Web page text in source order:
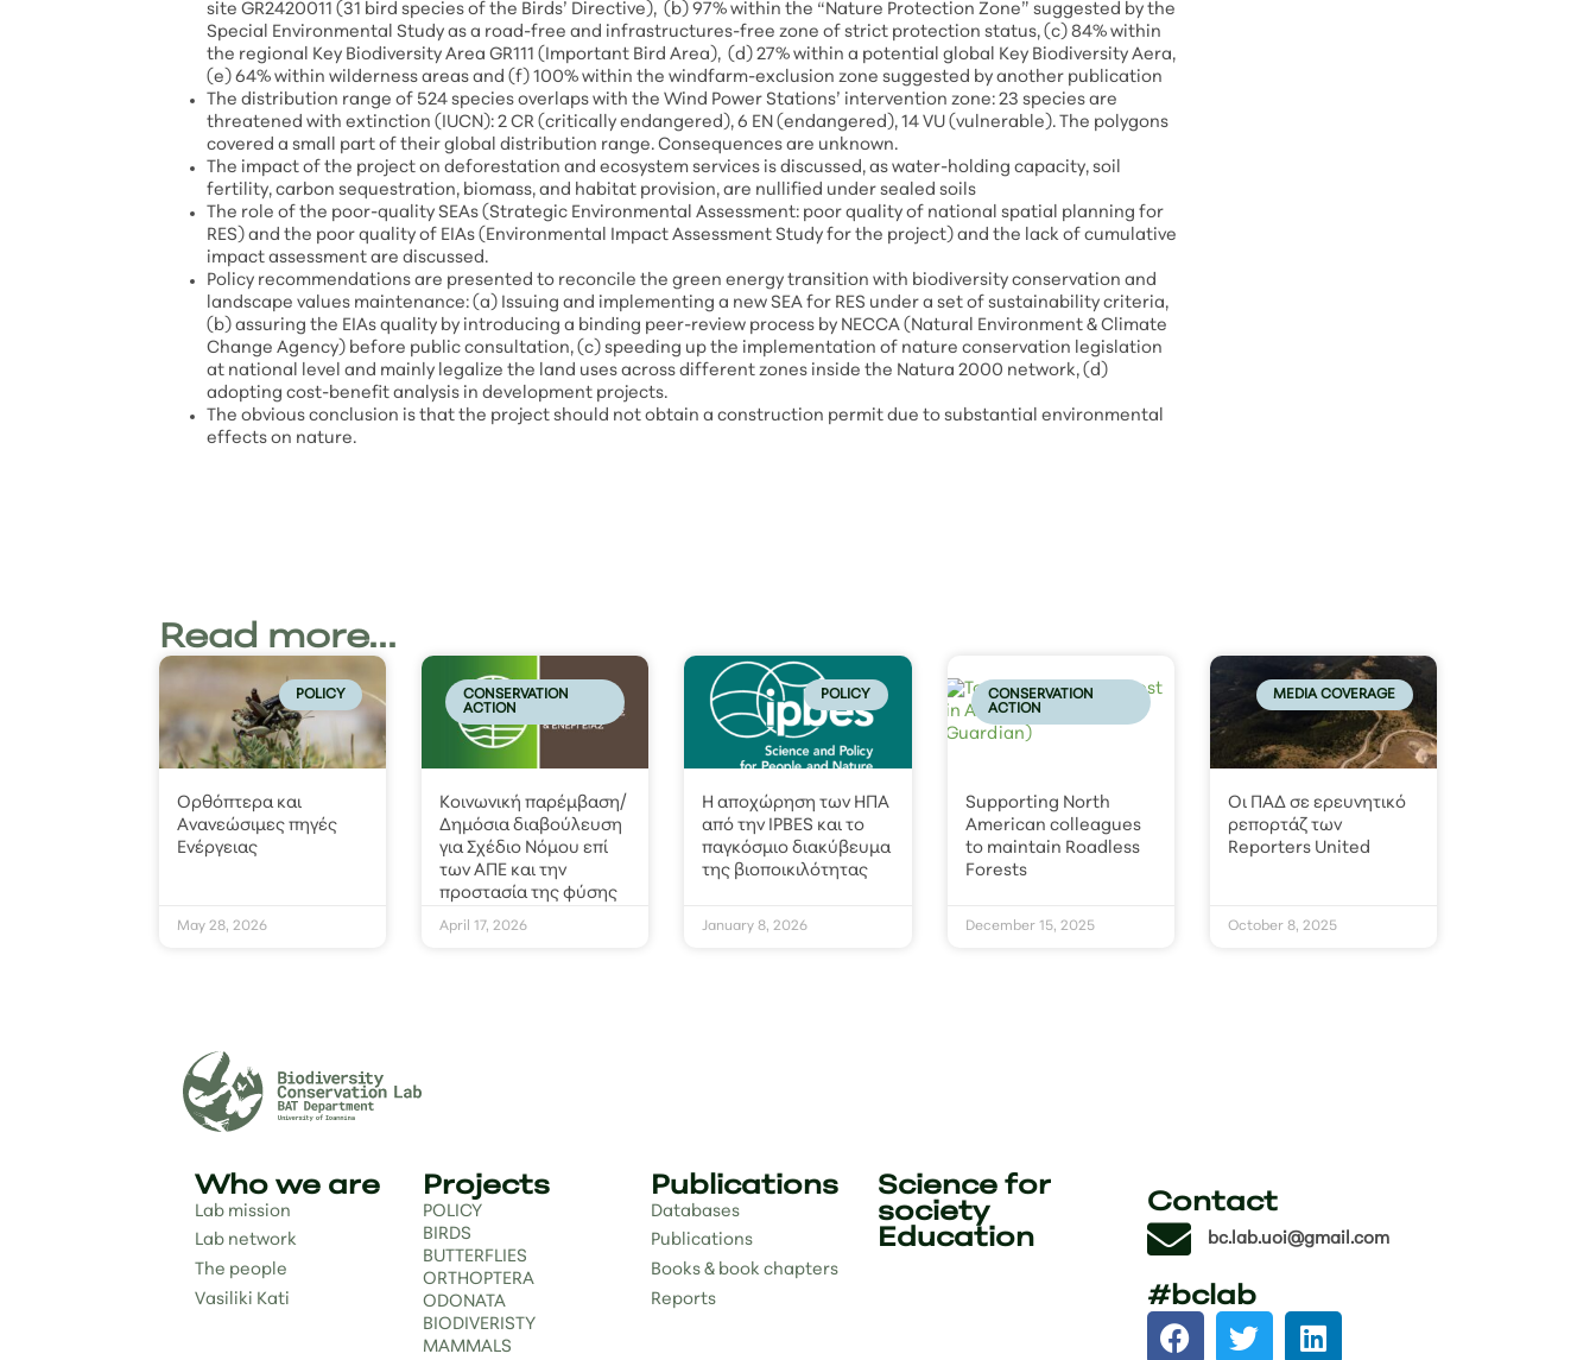
site GR2420011 (31 bird species of the Birds’ Directive), (b) 97% within the “Nature Protection Zone” suggested by the
Special Environmental Study as a road-free and infrastructures-free zone of strict protection status, (c) 84% within
the regional Key Biodiversity Area GR111 (Important Bird Area), (d) 27% within a potential global Key Biodiversity Aera,
(e) 64% within wilderness areas and (f) 100% within the windfarm-exclusion zone suggested by another publication
The distribution range of 524 species overlaps with the Wind Power Stations’ intervention zone: 23 species are
threatened with extinction (IUCN): 2 CR (critically endangered), 6 EN (endangered), 14 VU (vulnerable). The polygons
covered a small part of their global distribution range. Consequences are unknown.
The impact of the project on deforestation and ecosystem services is discussed, as water-holding capacity, soil
fertility, carbon sequestration, biomass, and habitat provision, are nullified under sealed soils
The role of the poor-quality SEAs (Strategic Environmental Assessment: poor quality of national spatial planning for
RES) and the poor quality of EIAs (Environmental Impact Assessment Study for the project) and the lack of cumulative
impact assessment are discussed.
Policy recommendations are presented to reconcile the green energy transition with biodiversity conservation and
landscape values maintenance: (a) Issuing and implementing a new SEA for RES under a set of sustainability criteria,
(b) assuring the EIAs quality by introducing a binding peer-review process by NECCA (Natural Environment & Climate
Change Agency) before public consultation, (c) speeding up the implementation of nature conservation legislation
at national level and mainly legalize the land uses across different zones inside the Natura 2000 network, (d)
adopting cost-benefit analysis in development projects.
The obvious conclusion is that the project should not obtain a construction permit due to substantial environmental
effects on nature.
Read more...
POLICY
Ορθόπτερα και
Ανανεώσιμες πηγές
Ενέργειας
May 28, 2026
CONSERVATION
ACTION
Κοινωνική παρέμβαση/
Δημόσια διαβούλευση
για Σχέδιο Νόμου επί
των ΑΠΕ και την
προστασία της φύσης
April 17, 2026
POLICY
Η αποχώρηση των ΗΠΑ
από την IPBES και το
παγκόσμιο διακύβευμα
της βιοποικιλότητας
January 8, 2026
CONSERVATION
ACTION
Supporting North
American colleagues
to maintain Roadless
Forests
December 15, 2025
MEDIA COVERAGE
Οι ΠΑΔ σε ερευνητικό
ρεπορτάζ των
Reporters United
October 8, 2025
Who we are
Lab mission
Lab network
The people
Vasiliki Kati
Projects
POLICY
BIRDS
BUTTERFLIES
ORTHOPTERA
ODONATA
BIODIVERISTY
MAMMALS
Publications
Databases
Publications
Books & book chapters
Reports
Science for
society
Education
Contact
bc.lab.uoi@gmail.com
#bclab